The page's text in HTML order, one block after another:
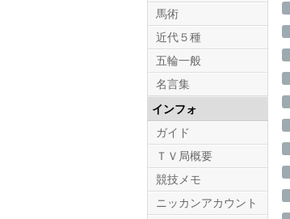
馬術
近代５種
五輪一般
名言集
インフォ
ガイド
ＴＶ局概要
競技メモ
ニッカンアカウント